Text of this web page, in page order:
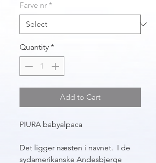
Farve nr *
Quantity *
Add to Cart
PIURA babyalpaca
Det ligger næsten i navnet. I de
sydamerikanske Andesbjerge